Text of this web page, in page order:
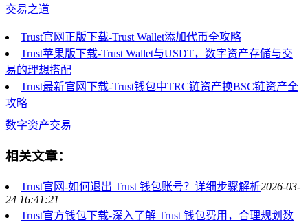
交易之道
Trust官网正版下载-Trust Wallet添加代币全攻略
Trust苹果版下载-Trust Wallet与USDT，数字资产存储与交
易的理想搭配
Trust最新官网下载-Trust钱包中TRC链资产换BSC链资产全
攻略
数字资产交易
相关文章：
Trust官网-如何退出 Trust 钱包账号？详细步骤解析2026-03-
24 16:41:21
Trust官方钱包下载-深入了解 Trust 钱包费用，合理规划数